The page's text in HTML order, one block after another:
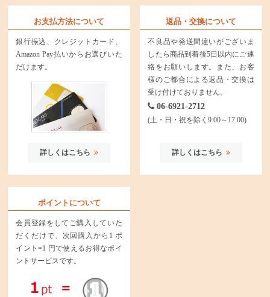
お支払方法について
銀行振込、クレジットカード、
Amazon Pay払いからお選びいた
だけます。
詳しくはこちら
返品・交換について
不良品や発送間違いがございま
したら商品到着後5日以内にご連
絡をお願いします。また、お客
様のご都合による返品・交換は
受け付けておりません。
06-6921-2712
(土・日・祝を除く9:00～17:00)
詳しくはこちら
ポイントについて
会員登録をしてご購入していた
だくだけで、次回購入から1 ポ
イント=1 円で使えるお得なポイ
ントサービスです。